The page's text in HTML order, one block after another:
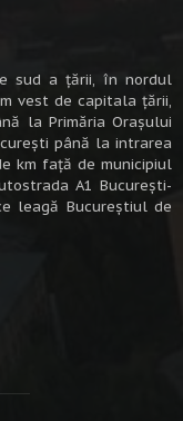
sud a ţării, în nordul
vest de capitala țării,
la Primăria Orașului
până la intrarea
km faţă de municipiul
A1 Bucureşti-
leagă Bucureştiul de